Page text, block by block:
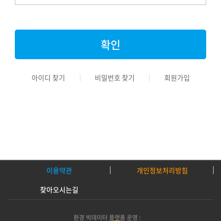
아이디 찾기 비밀번호 찾기 회원가입
이용약관
개인정보처리방침
찾아오시는길
환경 빅데이터 플랫폼 운영 :